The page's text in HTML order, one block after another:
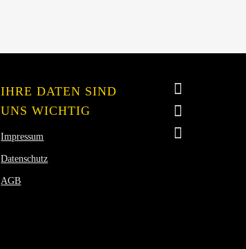
IHRE DATEN SIND
UNS WICHTIG
Impressum
Datenschutz
AGB